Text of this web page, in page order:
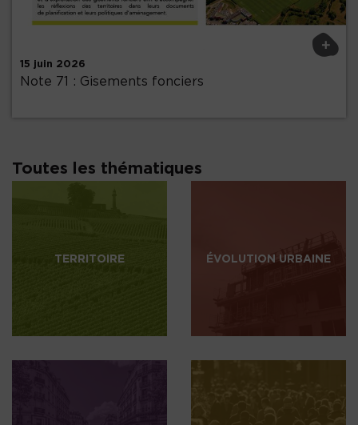
+
15 juin 2026
Note 71 : Gisements fonciers
Toutes les thématiques
TERRITOIRE ÉVOLUTION URBAINE